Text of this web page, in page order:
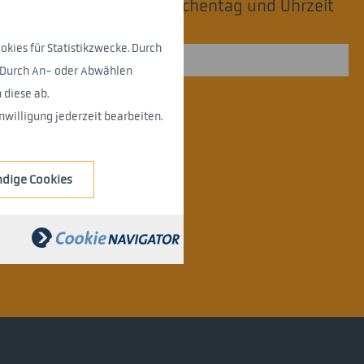
für Statistikzwecke. Durch
An- oder Abwählen
ab.
jederzeit bearbeiten.
Cookies
erreichbar? Bitte Wochentag und Uhrzeit
und verstanden!